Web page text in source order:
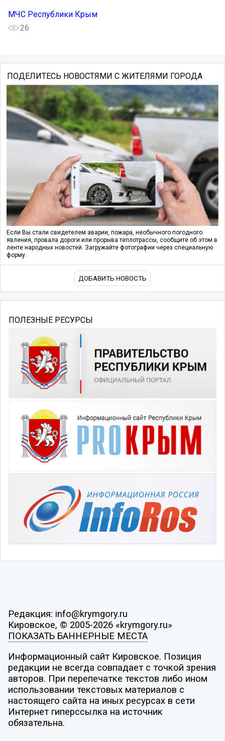
МЧС Республики Крым
26
ПОДЕЛИТЕСЬ НОВОСТЯМИ С ЖИТЕЛЯМИ ГОРОДА
Если Вы стали свидетелем аварии, пожара, необычного погодного
явления, провала дороги или прорыва теплотрассы, сообщите об этом в
ленте народных новостей. Загружайте фотографии через специальную
форму.
ДОБАВИТЬ НОВОСТЬ
ПОЛЕЗНЫЕ РЕСУРСЫ
Редакция: info@krymgory.ru
Кировское, © 2005-2026 «krymgory.ru»
ПОКАЗАТЬ БАННЕРНЫЕ МЕСТА
Информационный сайт Кировское. Позиция
редакции не всегда совпадает с точкой зрения
авторов. При перепечатке текстов либо ином
использовании текстовых материалов с
настоящего сайта на иных ресурсах в сети
Интернет гиперссылка на источник
обязательна.